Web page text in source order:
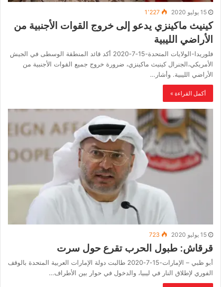
15 يوليو 2020 1٬227
كينيث ماكينزي يدعو إلى خروج القوات الأجنبية من
الأراضي الليبية
فلوريدا-الولايات المتحدة-15-7-2020 أكد قائد المنطقة الوسطى في الجيش
الأمريكي،الجنرال كينيث ماكينزي، ضرورة خروج جميع القوات الأجنبية من
الأراضي الليبية. وأشار…
أكمل القراءة »
15 يوليو 2020 723
قرقاش: طبول الحرب تقرع حول سرت
أبو ظبي – الإمارات-15-7-2020 طالبت دولة الإمارات العربية المتحدة بالوقف
الفوري لإطلاق النار في ليبيا، والدخول في حوار بين الأطراف…